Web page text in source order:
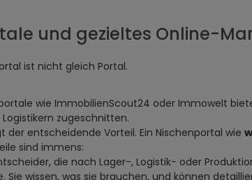
und gezieltes Online-
ist nicht gleich Portal.
wie ImmobilienScout24 oder Immowelt
zugeschnitten.
der entscheidende Vorteil. Ein Nischenportal wie
sind immens:
die nach Lager-, Logistik- oder
Sie wissen, was sie brauchen, und können